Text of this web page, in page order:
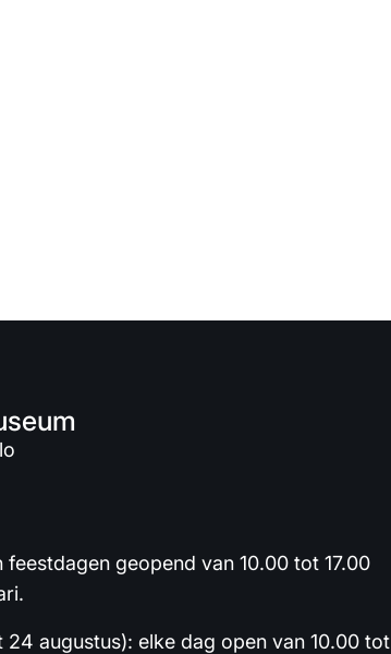
geopend van 10.00 tot 17.00
augustus): elke dag open van 10.00 tot